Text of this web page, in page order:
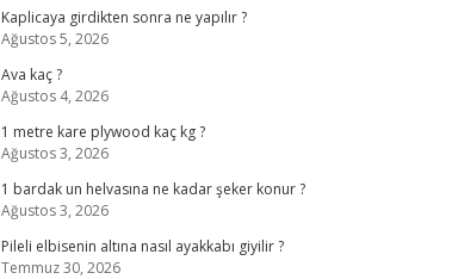
Kaplicaya girdikten sonra ne yapılır ?
Ağustos 5, 2026
Ava kaç ?
Ağustos 4, 2026
1 metre kare plywood kaç kg ?
Ağustos 3, 2026
1 bardak un helvasına ne kadar şeker konur ?
Ağustos 3, 2026
Pileli elbisenin altına nasıl ayakkabı giyilir ?
Temmuz 30, 2026